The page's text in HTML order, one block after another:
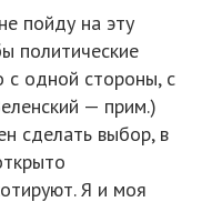
пойду на эту
политические
с одной стороны, с
— прим.)
сделать выбор, в
Я и моя